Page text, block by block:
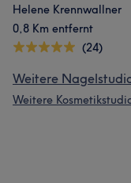
Helene Krennwallner
0,8 Km entfernt
(24)
Weitere
Weitere